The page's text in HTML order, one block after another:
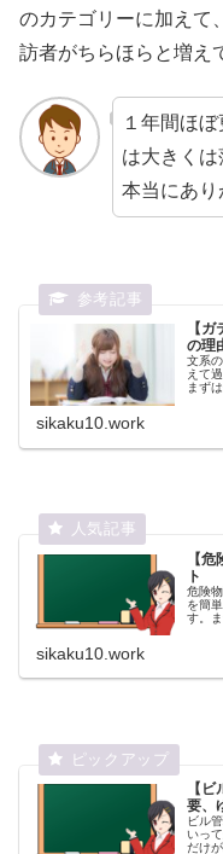
のカテゴリーに加えて
訪者がちらほらと増え
１年間ほ
は大きくは
本当にあり
【
の理
文系
えて
まず
sikaku10.work
【
ト
危険
を簡
す。
sikaku10.work
【
要、
ビル
いっ
だけ